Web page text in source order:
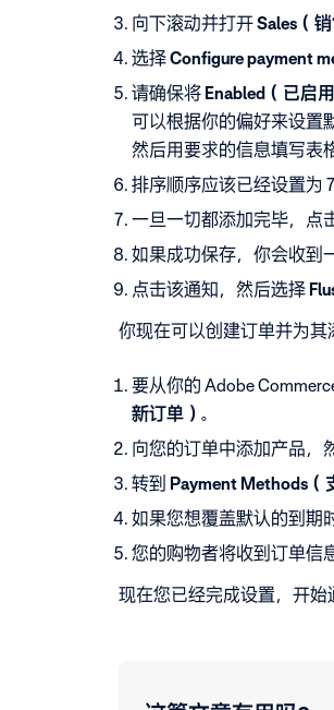
向下滚动并打开Sales（销
选择Configure payment
请确保将 Enabled（已启
可以根据你的偏好来设置
然后用要求的信息填写表
排序顺序应该已经设置为 7
一旦一切都添加完毕，点
如果成功保存，你会收到
点击该通知，然后选择
你现在可以创建订单并为其
要从你的 Adobe
新订单）。
向您的订单中添加产品，
转到 Payment Methods（
如果您想覆盖默认的到期
您的购物者将收到订单信
现在您已经完成设置，开始